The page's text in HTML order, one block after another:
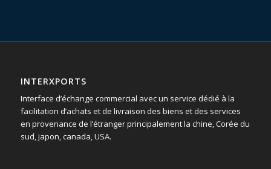
INTERXPORTS
Interface d’échange commercial avec un service dédié à la
facilitation d’achats et de livraison des biens et des services
en provenance de l’étranger principalement la chine, Corée du
sud, japon, canada, USA.